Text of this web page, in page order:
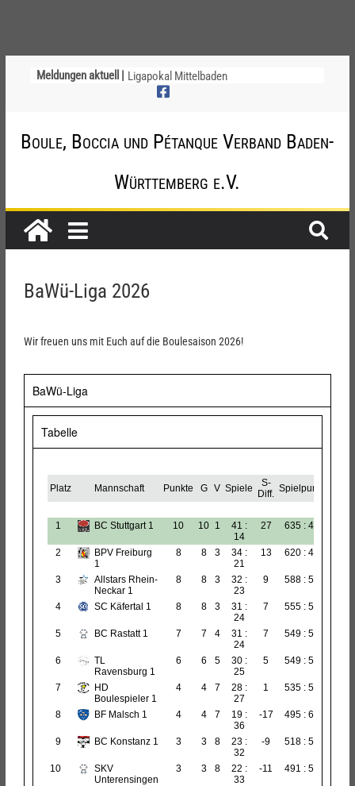
Meldungen aktuell | Ligapokal Mittelbaden
Deutsche Meisterschaft der Jugend am
Einladung zur Jugendvollversammlung
Startliste DM-Qualifikation Doublette
2026
Chinesische Austauschüler*innen im 10.
Boule, Boccia und Pétanque Verband Baden-
Württemberg e.V.
BaWü-Liga 2026
Wir freuen uns mit Euch auf die Boulesaison 2026!
BaWü-Liga
Tabelle